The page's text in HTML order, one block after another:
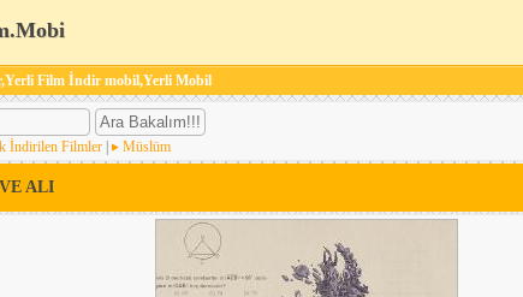
Film İndir mobil,Yerli Mobil
İndirilen Filmler Müslüm
ALI